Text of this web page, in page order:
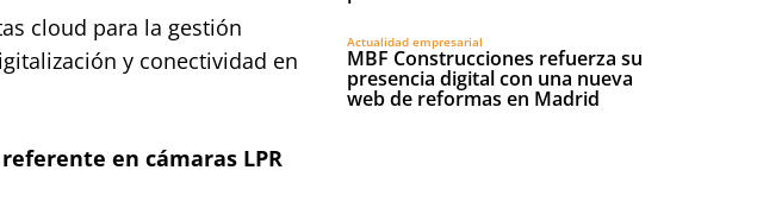
cloud para la gestión
y conectividad en
en cámaras LPR
Actualidad empresarial
MBF Construcciones refuerza su
presencia digital con una nueva
web de reformas en Madrid